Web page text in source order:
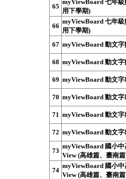
65
myViewBoard 七年
用下學期)
66
myViewBoard 七年
用下學期)
67 myViewBoard 動文
68 myViewBoard 動文
69 myViewBoard 動文
70 myViewBoard 動文
71 myViewBoard 動文
72 myViewBoard 動文
73
myViewBoard 國小
View (高雄篇、臺南
74
myViewBoard 國小
View (高雄篇、臺南